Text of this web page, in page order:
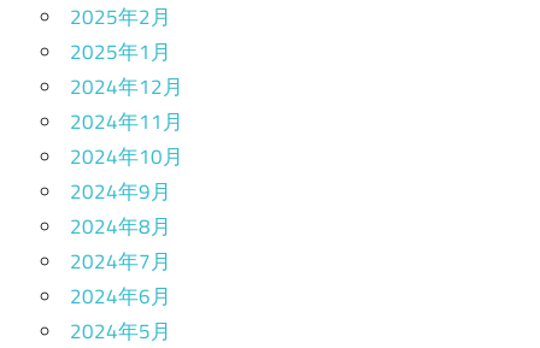
2025年2月
2025年1月
2024年12月
2024年11月
2024年10月
2024年9月
2024年8月
2024年7月
2024年6月
2024年5月